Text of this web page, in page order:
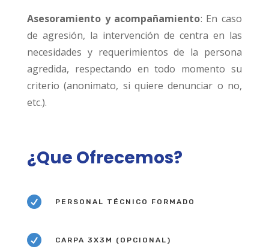
Asesoramiento y acompañamiento: En caso
de agresión, la intervención de centra en las
necesidades y requerimientos de la persona
agredida, respectando en todo momento su
criterio (anonimato, si quiere denunciar o no,
etc.).
¿Que Ofrecemos?
 PERSONAL TÉCNICO FORMADO
 CARPA 3X3M (OPCIONAL)